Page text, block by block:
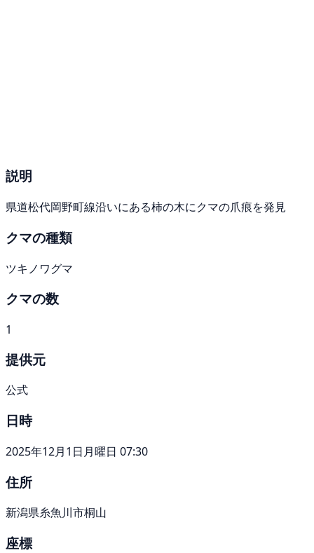
説明
県道松代岡野町線沿いにある柿の木にクマの爪痕を発見
クマの種類
ツキノワグマ
クマの数
1
提供元
公式
日時
2025年12月1日月曜日 07:30
住所
新潟県糸魚川市桐山
座標